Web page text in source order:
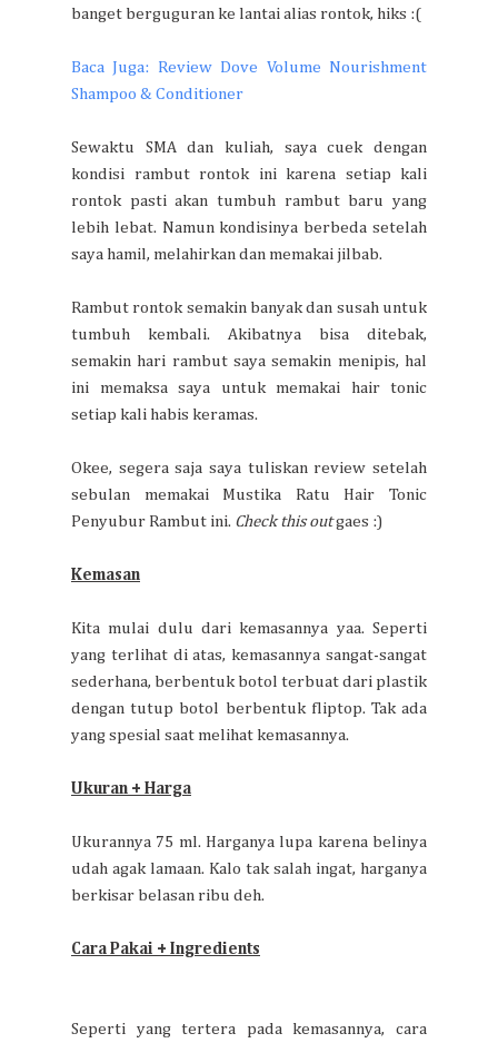
banget berguguran ke lantai alias rontok, hiks :(
Baca Juga: Review Dove Volume Nourishment
Shampoo & Conditioner
Sewaktu SMA dan kuliah, saya cuek dengan
kondisi rambut rontok ini karena setiap kali
rontok pasti akan tumbuh rambut baru yang
lebih lebat. Namun kondisinya berbeda setelah
saya hamil, melahirkan dan memakai jilbab.
Rambut rontok semakin banyak dan susah untuk
tumbuh kembali. Akibatnya bisa ditebak,
semakin hari rambut saya semakin menipis, hal
ini memaksa saya untuk memakai hair tonic
setiap kali habis keramas.
Okee, segera saja saya tuliskan review setelah
sebulan memakai Mustika Ratu Hair Tonic
Penyubur Rambut ini. Check this outgaes :)
Kemasan
Kita mulai dulu dari kemasannya yaa. Seperti
yang terlihat di atas, kemasannya sangat-sangat
sederhana, berbentuk botol terbuat dari plastik
dengan tutup botol berbentuk fliptop. Tak ada
yang spesial saat melihat kemasannya.
Ukuran + Harga
Ukurannya 75 ml. Harganya lupa karena belinya
udah agak lamaan. Kalo tak salah ingat, harganya
berkisar belasan ribu deh.
Cara Pakai + Ingredients
Seperti yang tertera pada kemasannya, cara